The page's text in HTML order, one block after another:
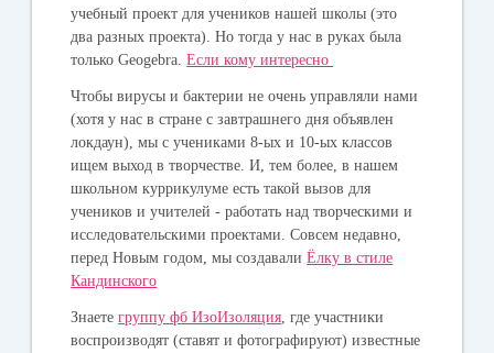
учебный проект для учеников нашей школы (это
два разных проекта). Но тогда у нас в руках была
только Geogebra.Если кому интересно
Чтобы вирусы и бактерии не очень управляли нами
(хотя у нас в стране с завтрашнего дня объявлен
локдаун), мы с учениками 8-ых и 10-ых классов
ищем выход в творчестве. И, тем более, в нашем
школьном куррикулуме есть такой вызов для
учеников и учителей - работать над творческими и
исследовательскими проектами. Совсем недавно,
перед Новым годом, мы создавалиЁлку в стиле
Кандинского
Знаетегруппу фб ИзоИзоляция , где участники
воспроизводят (ставят и фотографируют) известные